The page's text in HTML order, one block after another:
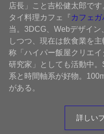
店長」こと吉松健太郎で
タイ料理カフェ『 カフェガ
当。3DCG、Webデザイ
しつつ、現在は飲食業を
称「ハイパー飯屋クリエ
研究家」としても活動中
系と時間軸系が好物。
がある。
詳しい